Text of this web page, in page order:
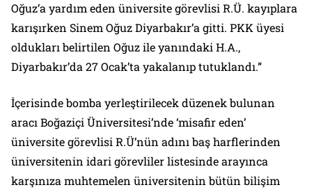
Oğuz’a yardım eden üniversite görevlisi R.Ü. kayıplara
karışırken Sinem Oğuz Diyarbakır’a gitti. PKK üyesi
oldukları belirtilen Oğuz ile yanındaki H.A.,
Diyarbakır’da 27 Ocak’ta yakalanıp tutuklandı.”
İçerisinde bomba yerleştirilecek düzenek bulunan
aracı Boğaziçi Üniversitesi’nde ‘misafir eden’
üniversite görevlisi R.Ü’nün adını baş harflerinden
üniversitenin idari görevliler listesinde arayınca
karşınıza muhtemelen üniversitenin bütün bilişim